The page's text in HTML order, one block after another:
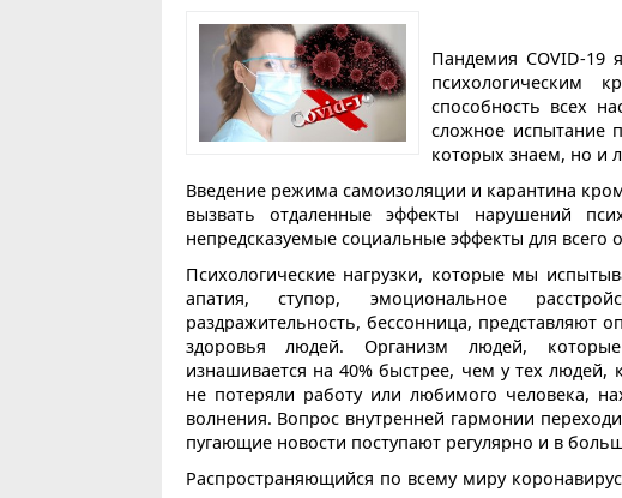
Пандемия COVID-19
психологическим
способность всех
сложное испытание
которых знаем, но и
Введение режима самоизоляции и карантина
вызвать отдаленные эффекты нарушений
непредсказуемые социальные эффекты для всего
Психологические нагрузки, которые мы
апатия, ступор, эмоциональное
раздражительность, бессонница, представляют
здоровья людей. Организм людей, которые
изнашивается на 40% быстрее, чем у тех
не потеряли работу или любимого человека,
волнения. Вопрос внутренней гармонии
пугающие новости поступают регулярно и в
Распространяющийся по всему миру